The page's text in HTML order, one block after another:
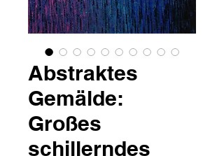
Abstraktes
Gemälde:
Großes
schillerndes